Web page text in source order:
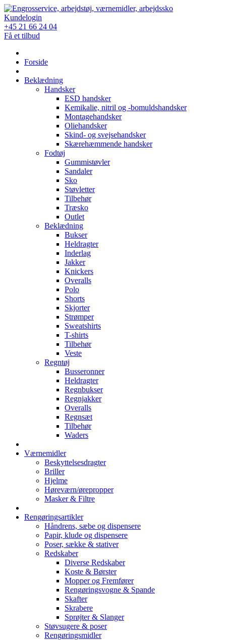
Skip
to
content
Kundelogin
+45 21 66 24 04
Få et tilbud
Forside
Beklædning
Handsker
ESD handsker
Kemikalie, nitril og -bomuldshandsker
Montagehandsker
Oliehandsker
Skind- og svejsehandsker
Skærehæmmende handsker
Fodtøj
Gummistøvler
Sandaler
Sko
Støvletter
Tilbehør
Træsko
Outlet
Beklædning
Bukser
Heldragter
Inderlag
Jakker
Knickers
Overalls
Polo
Shorts
Skjorter
Strømper
Sweatshirts
T-shirts
Tilbehør
Veste
Regntøj
Busseronner
Heldragter
Regnbukser
Regnjakker
Overalls
Regnsæt
Tilbehør
Waders
Værnemidler
Beskyttelsesdragter
Briller
Hjelme
Høreværn/ørepropper
Masker & Filtre
Rengøringsartikler
Håndrens, sæbe og dispensere
Papir, klude og dispensere
Poser, sække & stativer
Redskaber
Diverse Redskaber
Koste & Børster
Mopper og Fremfører
Rengøringsvogne & Spande
Skafter
Skrabere
Sprøjter & Slanger
Støvsugere & poser
Rengøringsmidler